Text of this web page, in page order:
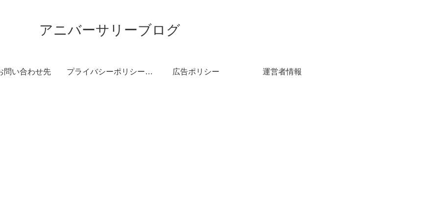
アニバーサリーブログ
問い合わせ先 プライバシーポリシー・免責事項 広告ポリシー 運営者情報